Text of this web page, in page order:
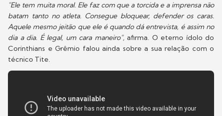
"Ele tem muita moral. Ele faz com que a torcida e a imprensa não
batam tanto no atleta. Consegue bloquear, defender os caras.
Aquele mesmo jeitão que ele é quando dá entrevista, é assim no
dia a dia. É legal, um cara maneiro",afirma. O eterno ídolo do
Corinthians e Grêmio falou ainda sobre a sua relação com o
técnico Tite.